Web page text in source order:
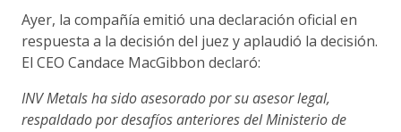
Ayer, la compañía emitió una declaración oficial en
respuesta a la decisión del juez y aplaudió la decisión.
El CEO Candace MacGibbon declaró:
INV Metals ha sido asesorado por su asesor legal,
respaldado por desafíos anteriores del Ministerio de